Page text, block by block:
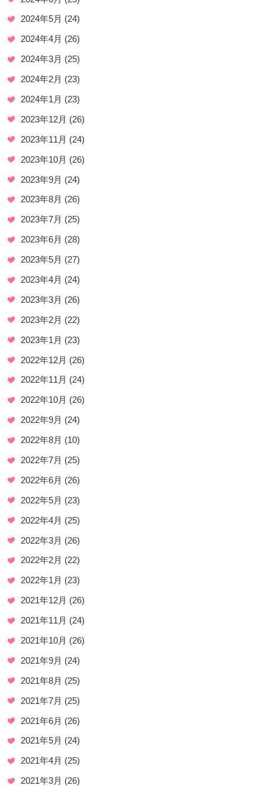
2024年5月 (24)
2024年4月 (26)
2024年3月 (25)
2024年2月 (23)
2024年1月 (23)
2023年12月 (26)
2023年11月 (24)
2023年10月 (26)
2023年9月 (24)
2023年8月 (26)
2023年7月 (25)
2023年6月 (28)
2023年5月 (27)
2023年4月 (24)
2023年3月 (26)
2023年2月 (22)
2023年1月 (23)
2022年12月 (26)
2022年11月 (24)
2022年10月 (26)
2022年9月 (24)
2022年8月 (10)
2022年7月 (25)
2022年6月 (26)
2022年5月 (23)
2022年4月 (25)
2022年3月 (26)
2022年2月 (22)
2022年1月 (23)
2021年12月 (26)
2021年11月 (24)
2021年10月 (26)
2021年9月 (24)
2021年8月 (25)
2021年7月 (25)
2021年6月 (26)
2021年5月 (24)
2021年4月 (25)
2021年3月 (26)